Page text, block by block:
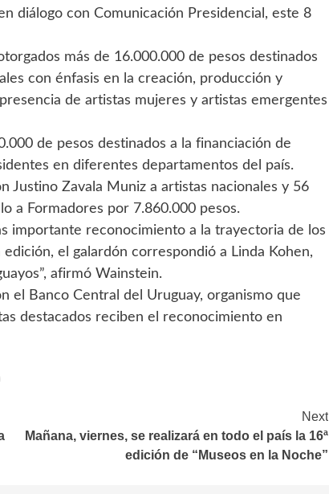
diálogo con Comunicación Presidencial, este 8
más de 16.000.000 de pesos destinados
con énfasis en la creación, producción y
de artistas mujeres y artistas emergentes
de pesos destinados a la financiación de
en diferentes departamentos del país.
Justino Zavala Muniz a artistas nacionales y 56
a Formadores por 7.860.000 pesos.
importante reconocimiento a la trayectoria de los
el galardón correspondió a Linda Kohen,
afirmó Wainstein.
el Banco Central del Uruguay, organismo que
destacados reciben el reconocimiento en
Next
Mañana, viernes, se realizará en todo el país la 16ª
edición de “Museos en la Noche”